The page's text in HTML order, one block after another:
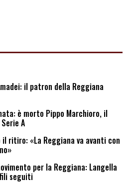
il patron della Reggiana
è morto Pippo Marchioro, il
A
il ritiro: «La Reggiana va avanti con
per la Reggiana: Langella
seguiti